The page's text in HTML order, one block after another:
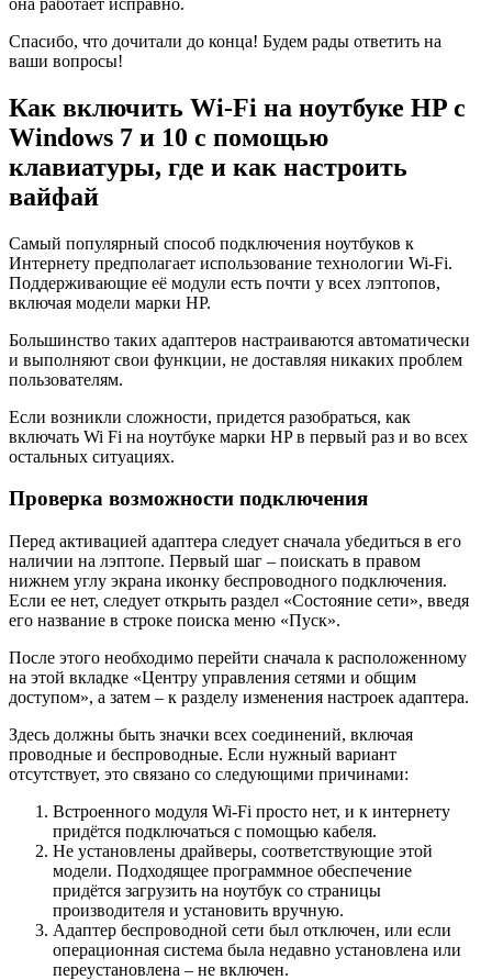
Спасибо, что дочитали до конца! Будем рады ответить на
ваши вопросы!
Как включить Wi-Fi на ноутбуке HP с
Windows 7 и 10 с помощью
клавиатуры, где и как настроить
вайфай
Самый популярный способ подключения ноутбуков к
Интернету предполагает использование технологии Wi-Fi.
Поддерживающие её модули есть почти у всех лэптопов,
включая модели марки HP.
Большинство таких адаптеров настраиваются автоматически
и выполняют свои функции, не доставляя никаких проблем
пользователям.
Если возникли сложности, придется разобраться, как
включать Wi Fi на ноутбуке марки HP в первый раз и во всех
остальных ситуациях.
Проверка возможности подключения
Перед активацией адаптера следует сначала убедиться в его
наличии на лэптопе. Первый шаг – поискать в правом
нижнем углу экрана иконку беспроводного подключения.
Если ее нет, следует открыть раздел «Состояние сети», введя
его название в строке поиска меню «Пуск».
После этого необходимо перейти сначала к расположенному
на этой вкладке «Центру управления сетями и общим
доступом», а затем – к разделу изменения настроек адаптера.
Здесь должны быть значки всех соединений, включая
проводные и беспроводные. Если нужный вариант
отсутствует, это связано со следующими причинами:
Встроенного модуля Wi-Fi просто нет, и к интернету
придётся подключаться с помощью кабеля.
Не установлены драйверы, соответствующие этой
модели. Подходящее программное обеспечение
придётся загрузить на ноутбук со страницы
производителя и установить вручную.
Адаптер беспроводной сети был отключен, или если
операционная система была недавно установлена или
переустановлена – не включен.